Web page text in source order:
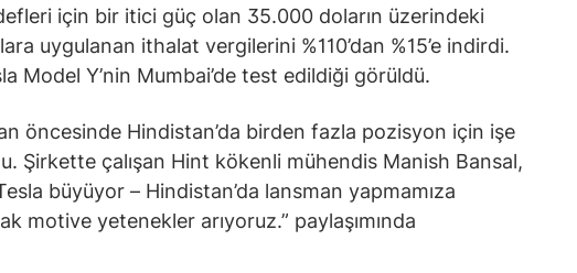
için bir itici güç olan 35.000 doların üzerindeki
uygulanan ithalat vergilerini %110’dan %15’e indirdi.
Model Y’nin Mumbai’de test edildiği görüldü.
öncesinde Hindistan’da birden fazla pozisyon için işe
Şirkette çalışan Hint kökenli mühendis Manish Bansal,
büyüyor – Hindistan’da lansman yapmamıza
motive yetenekler arıyoruz.” paylaşımında